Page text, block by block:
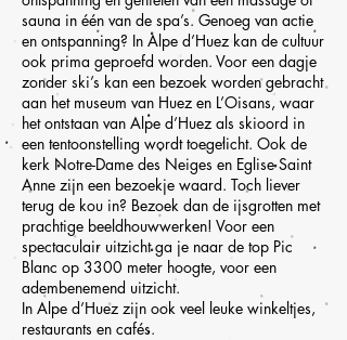
sauna in één van de spa’s. Genoeg van actie
en ontspanning? In Alpe d’Huez kan de cultuur
ook prima geproefd worden. Voor een dagje
zonder ski’s kan een bezoek worden gebracht
aan het museum van Huez en L’Oisans, waar
het ontstaan van Alpe d’Huez als skioord in
een tentoonstelling wordt toegelicht. Ook de
kerk Notre-Dame des Neiges en Eglise Saint
Anne zijn een bezoekje waard. Toch liever
terug de kou in? Bezoek dan de ijsgrotten met
prachtige beeldhouwwerken! Voor een
spectaculair uitzicht ga je naar de top Pic
Blanc op 3300 meter hoogte, voor een
adembenemend uitzicht.
In Alpe d’Huez zijn ook veel leuke winkeltjes,
restaurants en cafés.